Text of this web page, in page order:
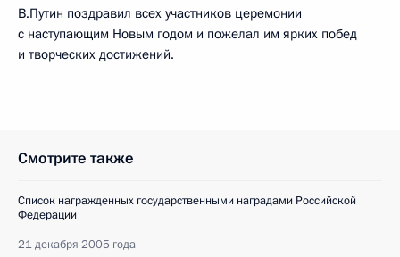
В.Путин поздравил всех участников церемонии
с наступающим Новым годом и пожелал им ярких побед
и творческих достижений.
Смотрите также
Список награжденных государственными наградами Российской
Федерации
21 декабря 2005 года